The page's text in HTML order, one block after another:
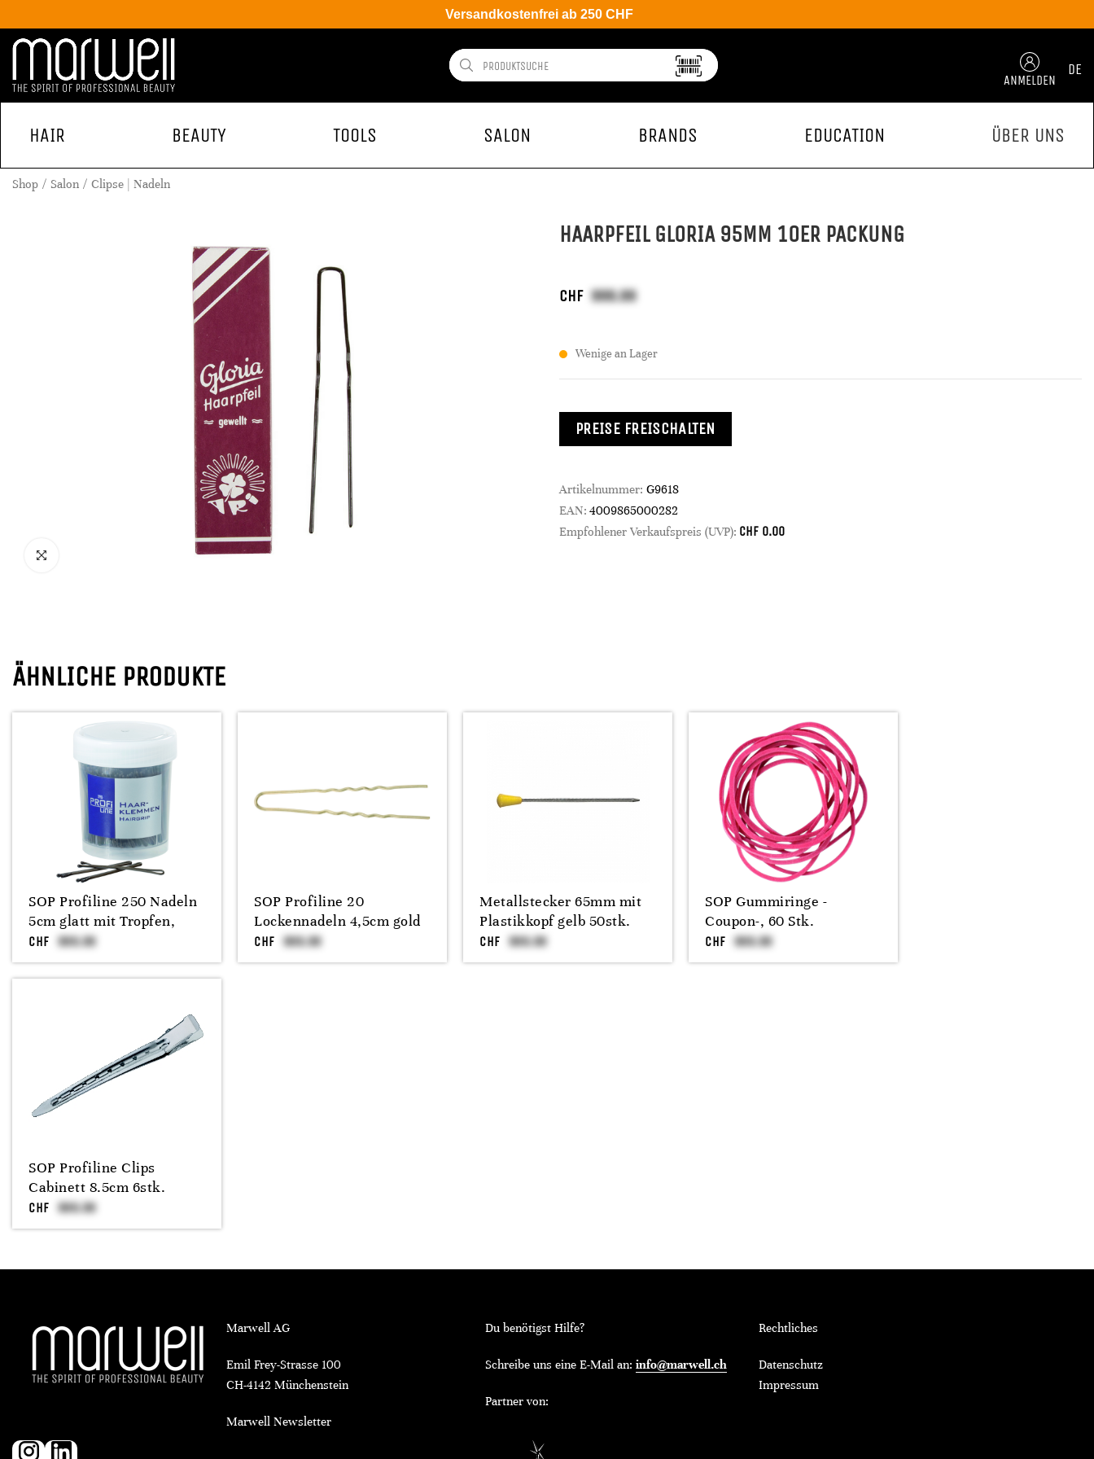
Versandkostenfrei ab 250 CHF
ANMELDEN
DE
HAIR BEAUTY TOOLS SALON BRANDS EDUCATION ÜBER UNS
Shop Salon Clipse | Nadeln
HAARPFEIL GLORIA 95MM 10ER PACKUNG
CHF
Wenige an Lager
PREISE FREISCHALTEN
Artikelnummer: G9618
EAN: 4009865000282
Empfohlener Verkaufspreis (UVP): CHF 0.00
ÄHNLICHE PRODUKTE
SOP Profiline 250 Nadeln
5cm glatt mit Tropfen,
CHF
SOP Profiline 20
Lockennadeln 4,5cm gold
CHF
Metallstecker 65mm mit
Plastikkopf gelb 50stk.
CHF
SOP Gummiringe -
Coupon-, 60 Stk.
CHF
SOP Profiline Clips
Cabinett 8.5cm 6stk.
CHF
Marwell AG
Emil Frey-Strasse 100
CH-4142 Münchenstein
Marwell Newsletter
Du benötigst Hilfe?
Schreibe uns eine E-Mail an: info@marwell.ch
Partner von:
Rechtliches
Datenschutz
Impressum